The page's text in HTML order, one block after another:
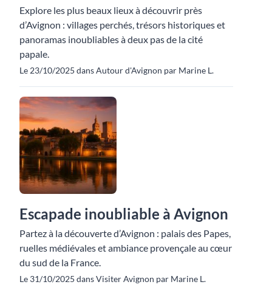
Explore les plus beaux lieux à découvrir près
d’Avignon : villages perchés, trésors historiques et
panoramas inoubliables à deux pas de la cité
papale.
Le 23/10/2025 dans Autour d'Avignon par Marine L.
Escapade inoubliable à Avignon
Partez à la découverte d’Avignon : palais des Papes,
ruelles médiévales et ambiance provençale au cœur
du sud de la France.
Le 31/10/2025 dans Visiter Avignon par Marine L.